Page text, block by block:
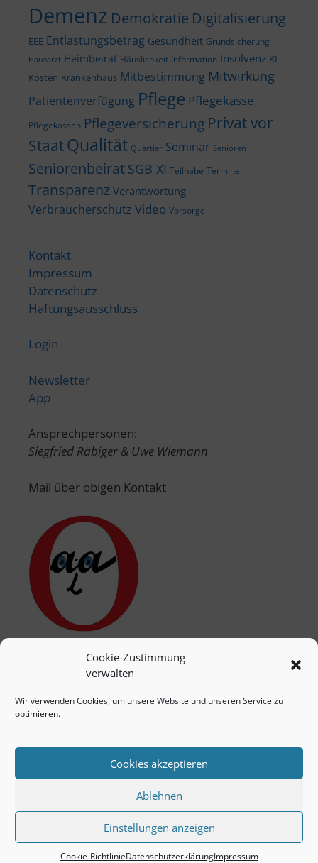
Cookie-Zustimmung
verwalten
Wir verwenden Cookies, um unsere Website und unseren Service zu
optimieren.
Cookies akzeptieren
Ablehnen
Einstellungen anzeigen
Cookie-RichtlinieDatenschutzerklärungImpressum
Demenz Demokratie Digitalisierung
EEE Entlastungsbetrag Gesundheit Grundsicherung
Hausarzt Heimbeirat Häuslichkeit Information Insolvenz KI
Kosten Krankenhaus Mitbestimmung Mitwirkung
Patientenverfügung Pflege Pflegekasse
Pflegekassen Pflegeversicherung Privat vor
StaatQualität Quartier Seminar Senioren
Seniorenbeirat SGB XI Teilhabe Termine
Transparenz Verantwortung
Verbraucherschutz Video Vorsorge
Kontakt
Impressum
Datenschutz
Haftungsausschluss
Login
Newsletter
App
Ansprechpersonen:
Siegfried Räbiger & Uwe Wiemann
Mail über obigen Kontakt
© 2026 Unser-quartier.de/oberhausen -> COPYRIGHT